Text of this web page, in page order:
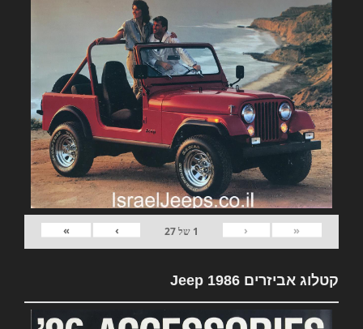
«
‹
1 של27
›
»
קטלוג אביזרים Jeep 1986